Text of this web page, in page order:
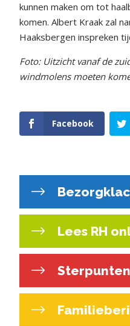
kunnen maken om tot
komen. Albert Kraak zal
Haaksbergen inspreken
Foto: Uitzicht vanaf de
windmolens moeten
Facebook
Lees RH
Sterpunten